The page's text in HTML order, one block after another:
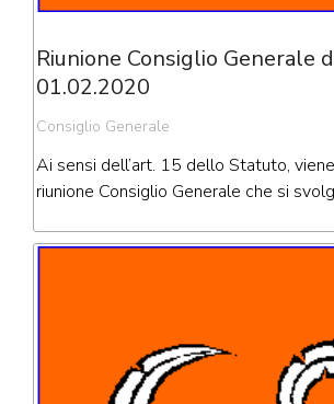
Riunione Consiglio Generale
01.02.2020
Consiglio Generale
Ai sensi dell’art. 15 dello Statuto,
riunione Consiglio Generale che si